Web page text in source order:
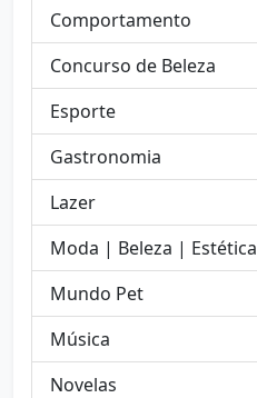
Comportamento
Concurso de Beleza
Esporte
Gastronomia
Lazer
Moda | Beleza | Estética
Mundo Pet
Música
Novelas